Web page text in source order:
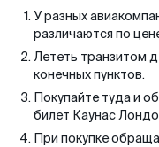
У разных
различаются по
Лететь транзитом
конечных пунктов.
Покупайте туда и
билет Каунас
При покупке